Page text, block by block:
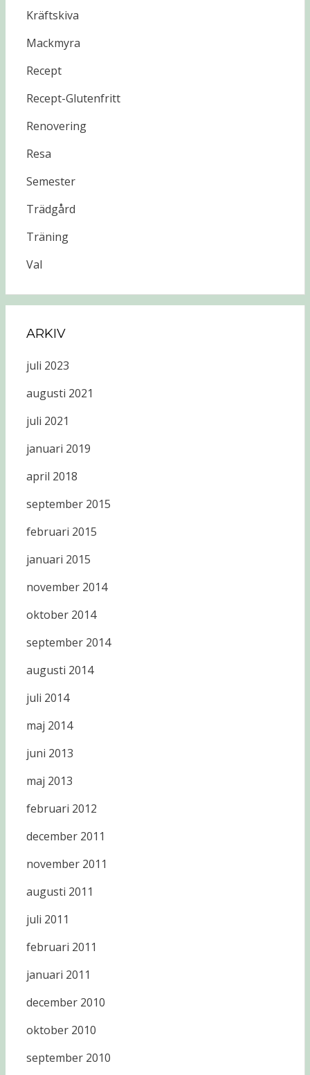
Kräftskiva
Mackmyra
Recept
Recept-Glutenfritt
Renovering
Resa
Semester
Trädgård
Träning
Val
ARKIV
juli 2023
augusti 2021
juli 2021
januari 2019
april 2018
september 2015
februari 2015
januari 2015
november 2014
oktober 2014
september 2014
augusti 2014
juli 2014
maj 2014
juni 2013
maj 2013
februari 2012
december 2011
november 2011
augusti 2011
juli 2011
februari 2011
januari 2011
december 2010
oktober 2010
september 2010